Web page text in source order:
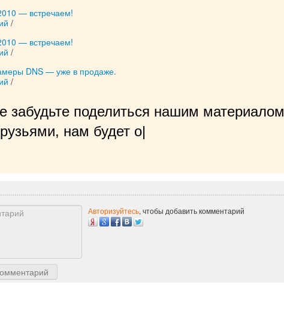
— встречаем!
/
— встречаем!
/
DNS — уже в продаже.
/
забудьте поделиться нашим материалом
нам будет очень приятно!
Авторизуйтесь, чтобы добавить комментарий